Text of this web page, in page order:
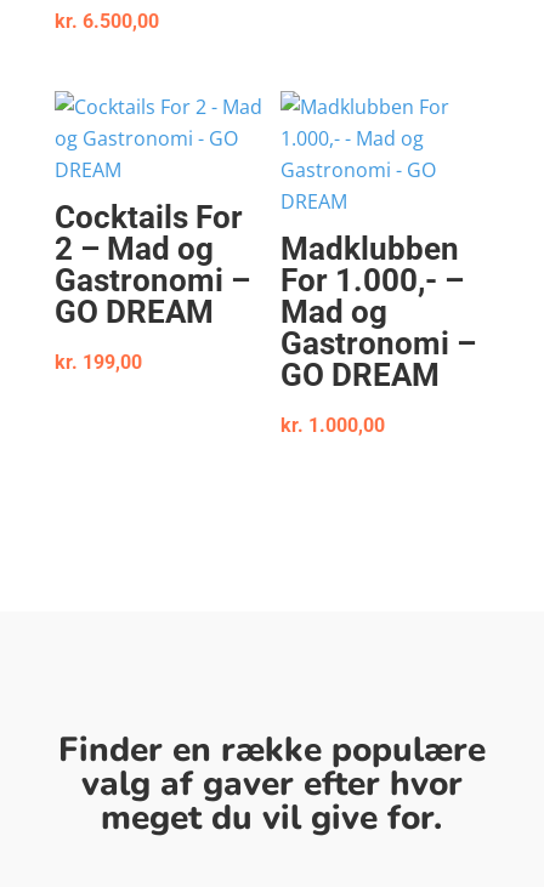
kr. 6.500,00
Cocktails For
2 – Mad og
Gastronomi –
GO DREAM
kr. 199,00
Madklubben
For 1.000,- –
Mad og
Gastronomi –
GO DREAM
kr. 1.000,00
Finder en række populære
valg af gaver efter hvor
meget du vil give for.